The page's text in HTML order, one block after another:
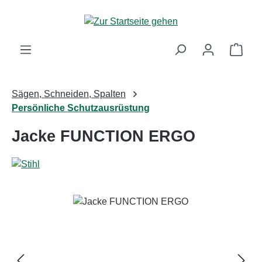
Zum Hauptinhalt springen
Sägen, Schneiden, Spalten
Persönliche Schutzausrüstung
Jacke FUNCTION ERGO
Bildergalerie überspringen